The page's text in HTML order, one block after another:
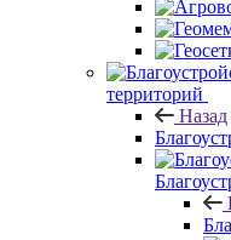
территорий
Назад